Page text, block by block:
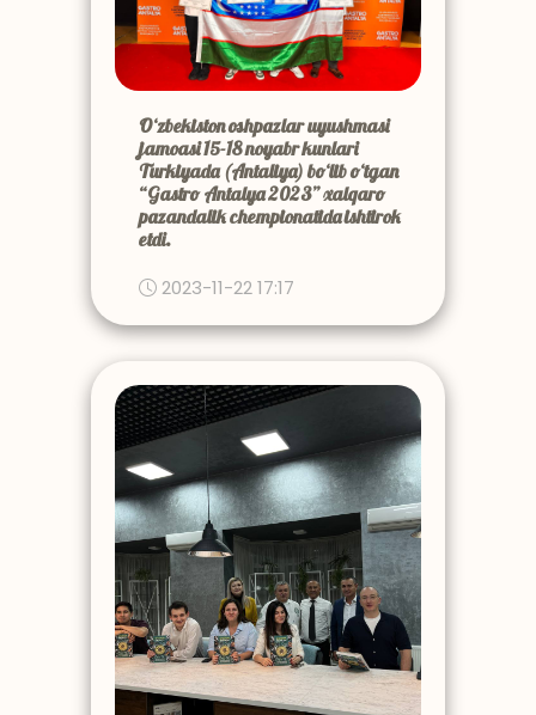
O‘zbekiston oshpazlar uyushmasi
jamoasi 15-18 noyabr kunlari
Turkiyada (Antaliya) bo‘lib o‘tgan
“Gastro Antalya 2023” xalqaro
pazandalik chempionatida ishtirok
etdi.
2023-11-22 17:17